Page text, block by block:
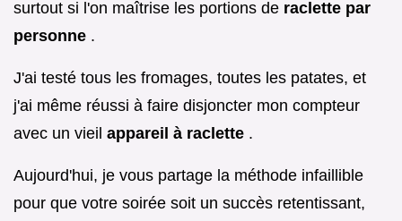
surtout si l'on maîtrise les portions de raclette par
personne .
J'ai testé tous les fromages, toutes les patates, et
j'ai même réussi à faire disjoncter mon compteur
avec un vieil appareil à raclette .
Aujourd'hui, je vous partage la méthode infaillible
pour que votre soirée soit un succès retentissant,